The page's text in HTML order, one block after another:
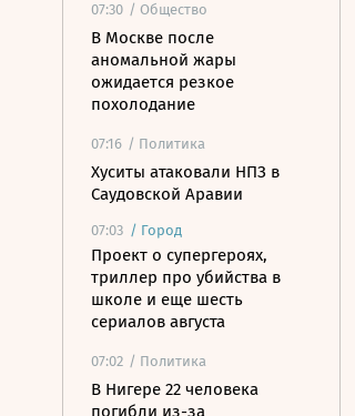
07:30 / Общество
В Москве после
аномальной жары
ожидается резкое
похолодание
07:16 / Политика
Хуситы атаковали НПЗ в
Саудовской Аравии
07:03 / Город
Проект о супергероях,
триллер про убийства в
школе и еще шесть
сериалов августа
07:02 / Политика
В Нигере 22 человека
погибли из-за